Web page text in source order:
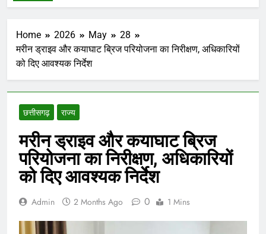
Home 2026 May
28
मरीन ड्राइव और कयाघाट ब्रिज परियोजना का निरीक्षण, अधिकारियों
को दिए आवश्यक निर्देश
छत्तीसगढ़ राज्य
मरीन ड्राइव और कयाघाट ब्रिज
परियोजना का निरीक्षण, अधिकारियों
को दिए आवश्यक निर्देश
Admin 2 Months Ago 0 1 Mins